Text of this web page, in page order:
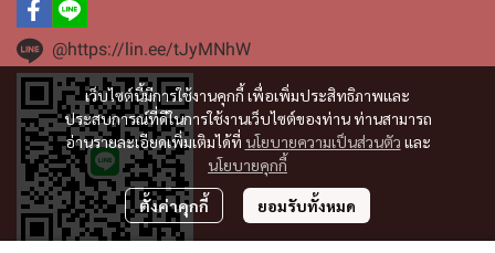
เว็บไซต์นี้มีการใช้งานคุกกี้ เพื่อเพิ่มประสิทธิภาพและ
ประสบการณ์ที่ดีในการใช้งานเว็บไซต์ของท่าน ท่านสามารถ
อ่านรายละเอียดเพิ่มเติมได้ที่ นโยบายความเป็นส่วนตัว และ
นโยบายคุกกี้
ตั้งค่าคุกกี้ ยอมรับทั้งหมด
@https://lin.ee/tJyMNhW